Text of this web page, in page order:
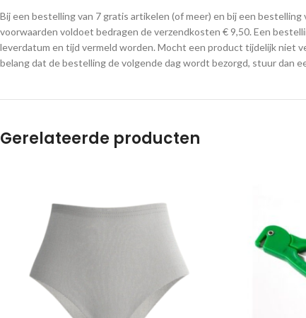
Bij een bestelling van 7 gratis artikelen (of meer) en bij een
voorwaarden voldoet bedragen de verzendkosten € 9,50. Een
leverdatum en tijd vermeld worden. Mocht een product tijdelijk niet
belang dat de bestelling de volgende dag wordt bezorgd, stuur dan
Gerelateerde producten